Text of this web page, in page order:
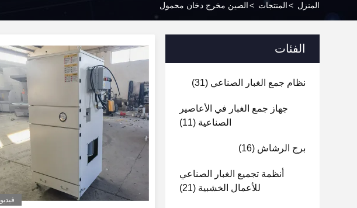
المنزل >المنتجات >الصين مخرج دخان محمول
الفئات
نظام جمع الغبار الصناعي (31)
جهاز جمع الغبار في الأعاصير
الصناعية (11)
برج الرشاش (16)
أنظمة تجميع الغبار الصناعي
للأعمال الخشبية (21)
فيديو